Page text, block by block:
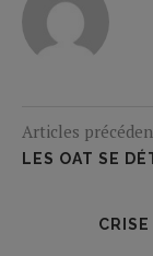
Articles
LES OAT SE